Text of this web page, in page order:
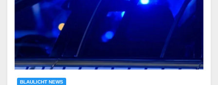
BLAULICHT NEWS